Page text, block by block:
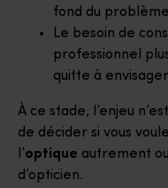
fond du
Le besoin de
professionnel
quitte à
À ce stade, l’enjeu
de décider si vous
l’optique autrement
d’opticien.